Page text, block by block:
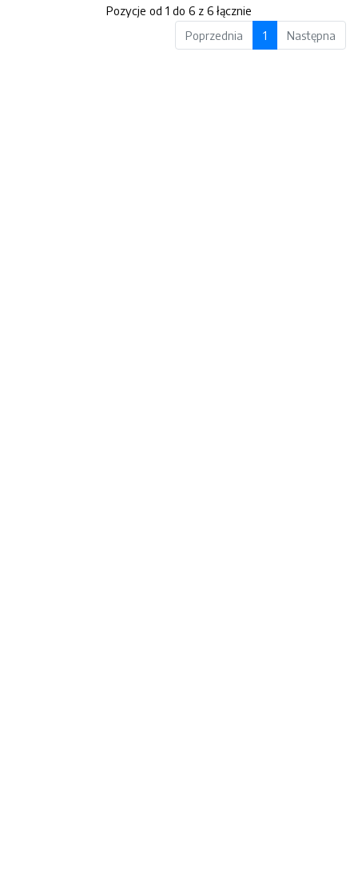
Pozycje od 1 do 6 z 6 łącznie
Poprzednia
1 Następna